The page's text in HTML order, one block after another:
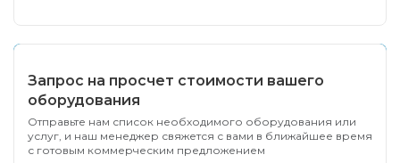
Запрос на просчет стоимости вашего
оборудования
Отправьте нам список необходимого оборудования или
услуг, и наш менеджер свяжется с вами в ближайшее время
с готовым коммерческим предложением